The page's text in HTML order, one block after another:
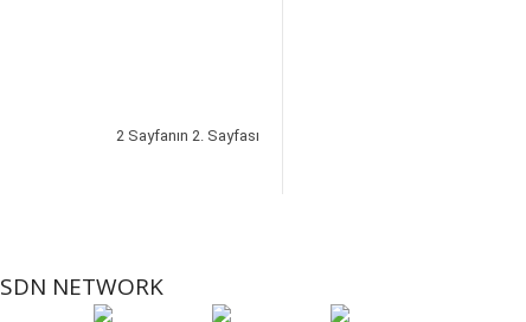
2 Sayfanın 2. Sayfası
SDN NETWORK